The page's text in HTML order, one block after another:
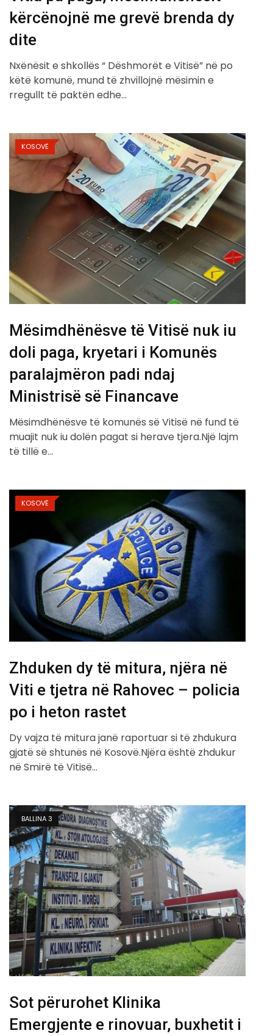
kërcënojnë me grevë brenda dy
dite
Nxënësit e shkollës “ Dëshmorët e Vitisë” në po
këtë komunë, mund të zhvillojnë mësimin e
rregullt të paktën edhe…
KOSOVË
Mësimdhënësve të Vitisë nuk iu
doli paga, kryetari i Komunës
paralajmëron padi ndaj
Ministrisë së Financave
Mësimdhënësve të komunës së Vitisë në fund të
muajit nuk iu dolën pagat si herave tjera.Një lajm
të tillë e…
KOSOVË
Zhduken dy të mitura, njëra në
Viti e tjetra në Rahovec – policia
po i heton rastet
Dy vajza të mitura janë raportuar si të zhdukura
gjatë së shtunës në Kosovë.Njëra është zhdukur
në Smirë të Vitisë…
BALLINA 3
Sot përurohet Klinika
Emergjente e rinovuar, buxhetit i